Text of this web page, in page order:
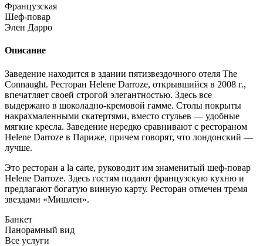
Французская
Шеф-повар
Элен Дарро
Описание
Заведение находится в здании пятизвездочного отеля The
Connaught. Ресторан Helene Darroze, открывшийся в 2008 г.,
впечатляет своей строгой элегантностью. Здесь все
выдержано в шоколадно-кремовой гамме. Столы покрыты
накрахмаленными скатертями, вместо стульев ― удобные
мягкие кресла. Заведение нередко сравнивают с рестораном
Helene Darroze в Париже, причем говорят, что лондонский ―
лучше.
Это ресторан a la carte, руководит им знаменитый шеф-повар
Helene Darroze. Здесь гостям подают французскую кухню и
предлагают богатую винную карту. Ресторан отмечен тремя
звездами «Мишлен».
Банкет
Панорамный вид
Все услуги